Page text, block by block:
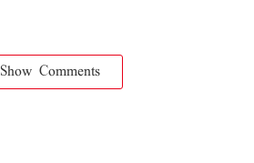
Show Comments